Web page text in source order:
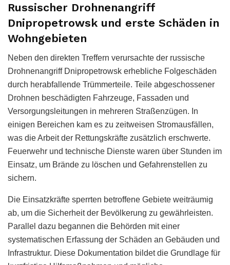
Russischer Drohnenangriff
Dnipropetrowsk und erste Schäden in
Wohngebieten
Neben den direkten Treffern verursachte der russische
Drohnenangriff Dnipropetrowsk erhebliche Folgeschäden
durch herabfallende Trümmerteile. Teile abgeschossener
Drohnen beschädigten Fahrzeuge, Fassaden und
Versorgungsleitungen in mehreren Straßenzügen. In
einigen Bereichen kam es zu zeitweisen Stromausfällen,
was die Arbeit der Rettungskräfte zusätzlich erschwerte.
Feuerwehr und technische Dienste waren über Stunden im
Einsatz, um Brände zu löschen und Gefahrenstellen zu
sichern.
Die Einsatzkräfte sperrten betroffene Gebiete weiträumig
ab, um die Sicherheit der Bevölkerung zu gewährleisten.
Parallel dazu begannen die Behörden mit einer
systematischen Erfassung der Schäden an Gebäuden und
Infrastruktur. Diese Dokumentation bildet die Grundlage für